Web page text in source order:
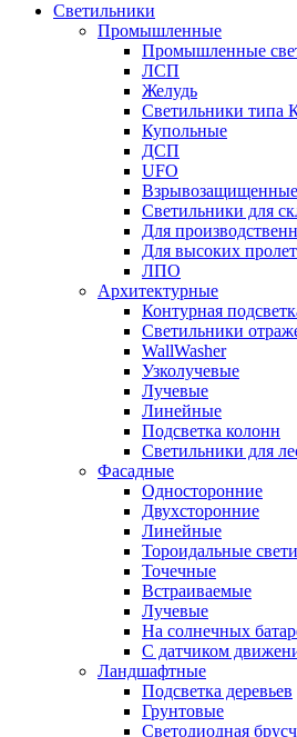
Светильники
Промышленные
Промышленные
ЛСП
Желудь
Светильники типа
Купольные
ДСП
UFO
Взрывозащищенные
Светильники для
Для
Для высоких
ЛПО
Архитектурные
Контурная
Светильники
WallWasher
Узколучевые
Лучевые
Линейные
Подсветка колонн
Светильники для
Фасадные
Односторонние
Двухсторонние
Линейные
Тороидальные
Точечные
Встраиваемые
Лучевые
На солнечных
С датчиком
Ландшафтные
Подсветка деревьев
Грунтовые
Светодиодная